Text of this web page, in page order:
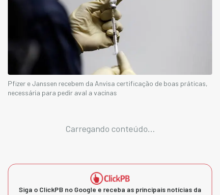
Pfizer e Janssen recebem da Anvisa certificação de boas práticas,
necessária para pedir aval a vacinas
Carregando conteúdo...
Siga o ClickPB no Google e receba as principais notícias da